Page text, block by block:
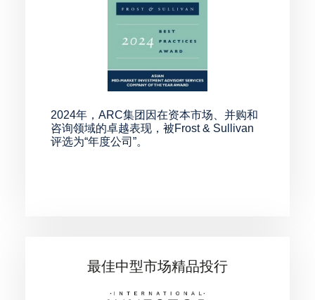
2024年，ARC集团因在资本市场、并购和
咨询领域的卓越表现，被Frost & Sullivan
评选为“年度公司”。
最佳中型市场精品投行